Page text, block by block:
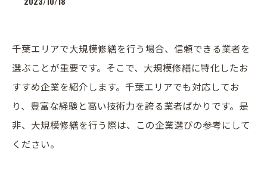
千葉エリアで大規模修繕を行う場合、信頼できる業者を
選ぶことが重要です。そこで、大規模修繕に特化したお
すすめ企業を紹介します。千葉エリアでも対応してお
り、豊富な経験と高い技術力を誇る業者ばかりです。是
非、大規模修繕を行う際は、この企業選びの参考にして
ください。